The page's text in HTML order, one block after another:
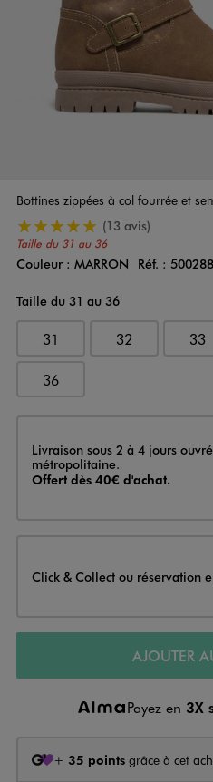
Bottines zippées à col fourrée et
Taille du 31 au 36
5/5 de moyenne(13 avis)
Couleur
Couleur : MARRON Réf. :
Taille du 31 au 36
31 32 33
36
Livraison
Livraison sous 2 à 4 jours
métropolitaine.
Offert dès 40€ d'achat.
Click & Collect ou réservation
AJOUTER
Payez en 3X
+ 35 points grâce à cet